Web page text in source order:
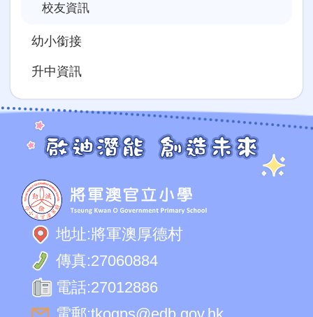
校友資訊
幼小銜接
升中資訊
地址:將軍澳厚德村
傳真:27060884
電話:27012886